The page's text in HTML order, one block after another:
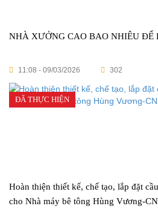
NHÀ XƯỞNG CAO BAO NHIÊU ĐỂ
11:08 - 09/03/2026 302
ĐÃ THỰC HIỆN
Hoàn thiện thiết kế, chế tạo, lắp đặt
cho Nhà máy bê tông Hùng Vương-